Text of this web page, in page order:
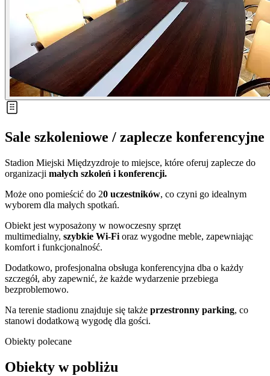
Sale szkoleniowe / zaplecze konferencyjne
Stadion Miejski Międzyzdroje to miejsce, które oferuj zaplecze do
organizacji małych szkoleń i konferencji.
Może ono pomieścić do 20 uczestników, co czyni go idealnym
wyborem dla małych spotkań.
Obiekt jest wyposażony w nowoczesny sprzęt
multimedialny, szybkie Wi-Fi oraz wygodne meble, zapewniając
komfort i funkcjonalność.
Dodatkowo, profesjonalna obsługa konferencyjna dba o każdy
szczegół, aby zapewnić, że każde wydarzenie przebiega
bezproblemowo.
Na terenie stadionu znajduje się także przestronny parking, co
stanowi dodatkową wygodę dla gości.
Obiekty polecane
Obiekty w pobliżu